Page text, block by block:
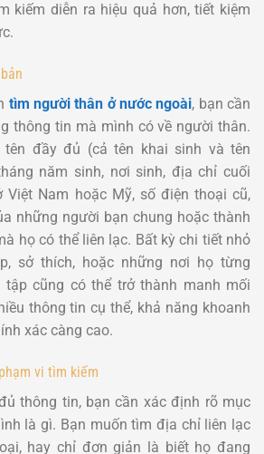
kiếm diễn ra hiệu quả hơn, tiết kiệm
tìm người thân ở nước ngoài, bạn cần
thông tin mà mình có về người thân.
đầy đủ (cả tên khai sinh và tên
năm sinh, nơi sinh, địa chỉ cuối
Việt Nam hoặc Mỹ, số điện thoại cũ,
những người bạn chung hoặc thành
họ có thể liên lạc. Bất kỳ chi tiết nhỏ
sở thích, hoặc những nơi họ từng
tập cũng có thể trở thành manh mối
thông tin cụ thể, khả năng khoanh
xác càng cao.
vi tìm kiếm
thông tin, bạn cần xác định rõ mục
là gì. Bạn muốn tìm địa chỉ liên lạc
hay chỉ đơn giản là biết họ đang